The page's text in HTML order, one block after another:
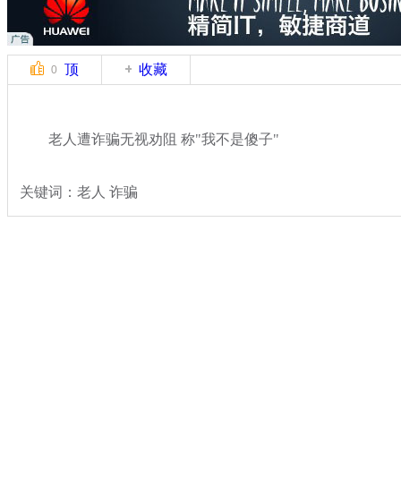
0 顶 收藏
老人遭诈骗无视劝阻 称"我不是傻子"
关键词：老人 诈骗